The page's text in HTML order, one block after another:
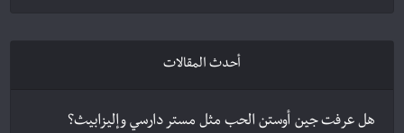
أحدث المقالات
هل عرفت جين أوستن الحب مثل مستر دارسي وإليزابيث؟